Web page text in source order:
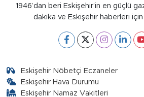
1946’dan beri Eskişehir’in en güçlü
dakika ve Eskişehir haberleri
Eskişehir Nöbetçi Eczaneler
Eskişehir Hava Durumu
Eskişehir Namaz Vakitleri